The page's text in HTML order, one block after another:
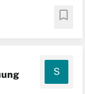
bookmark
S